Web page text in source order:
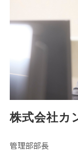
株式会社カ
管理部部長